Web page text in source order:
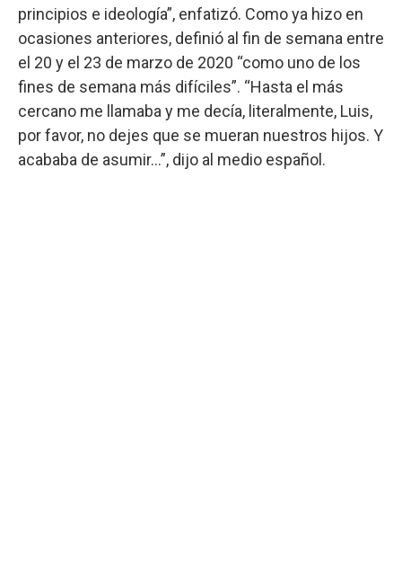
principios e ideología”, enfatizó. Como ya hizo en
ocasiones anteriores, definió al fin de semana entre
el 20 y el 23 de marzo de 2020 “como uno de los
fines de semana más difíciles”. “Hasta el más
cercano me llamaba y me decía, literalmente, Luis,
por favor, no dejes que se mueran nuestros hijos. Y
acababa de asumir...”, dijo al medio español.